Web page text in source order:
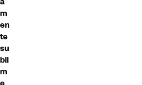
m
en
te
su
bli
m